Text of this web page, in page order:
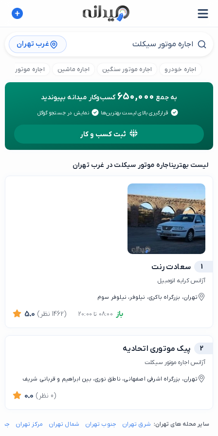
غرب تهران
اجاره خودرو اجاره موتور سنگین اجاره ماشین اجاره موتور برقی
به جمع 650,000 کسب‌وکار میدانه بپیوندید
قرارگیری بالای لیست بهترین‌ها نمایش در جستجو گوگل
ثبت کسب و کار
لیست بهتریناجاره موتور سیکلت در غرب تهران
1 سعادت رنت
آژانس کرایه اتومبیل
تهران، بزرگراه باکری، نیلوفر، نیلوفر سوم
باز 5.0 (1462 نظر)
2 پیک موتوری اتحادیه
آژانس اجاره موتور سیکلت
تهران، بزرگراه اشرفی اصفهانی، ناطق نوری، بین ابراهیم و قربانی شریف
0.0 (0 نظر)
سایر محله های تهران: شرق تهران جنوب تهران شمال تهران مرکز تهران